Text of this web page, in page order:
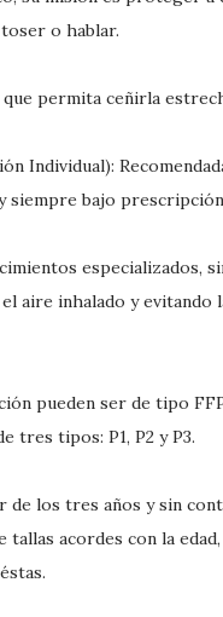
o hablar.
permita ceñirla
Individual):
siempre bajo prescripción
especializados,
aire inhalado y evitando
pueden ser de tipo
tres tipos: P1, P2 y P3.
de los tres años y sin
tallas acordes con la